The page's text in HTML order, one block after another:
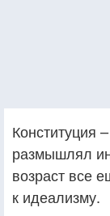
Конституция
размышлял
возраст все
к идеализму.